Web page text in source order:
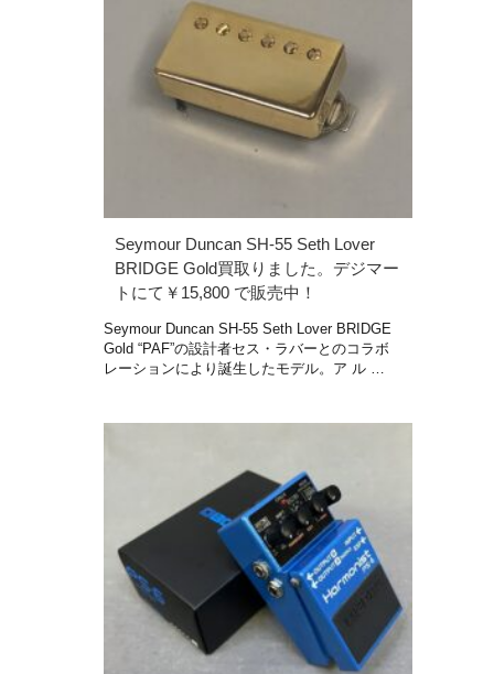
Seymour Duncan SH-55 Seth Lover
BRIDGE Gold買取りました。デジマー
トにて￥15,800 で販売中！
Seymour Duncan SH-55 Seth Lover BRIDGE
Gold “PAF”の設計者セス・ラバーとのコラボ
レーションにより誕生したモデル。ア ル …